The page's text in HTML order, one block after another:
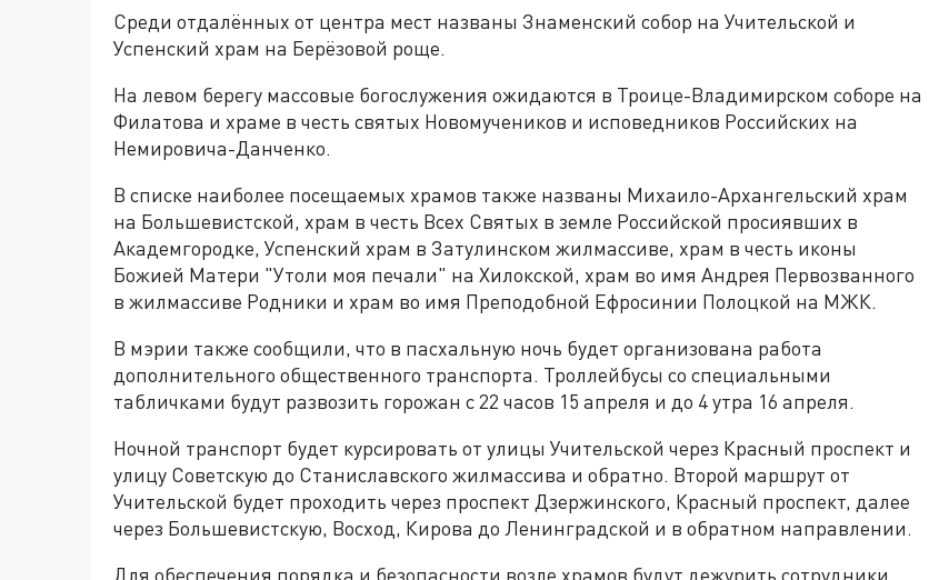
Среди отдалённых от центра мест названы Знаменский собор на Учительской и
Успенский храм на Берёзовой роще.
На левом берегу массовые богослужения ожидаются в Троице-Владимирском соборе на
Филатова и храме в честь святых Новомучеников и исповедников Российских на
Немировича-Данченко.
В списке наиболее посещаемых храмов также названы Михаило-Архангельский храм
на Большевистской, храм в честь Всех Святых в земле Российской просиявших в
Академгородке, Успенский храм в Затулинском жилмассиве, храм в честь иконы
Божией Матери "Утоли моя печали" на Хилокской, храм во имя Андрея Первозванного
в жилмассиве Родники и храм во имя Преподобной Ефросинии Полоцкой на МЖК.
В мэрии также сообщили, что в пасхальную ночь будет организована работа
дополнительного общественного транспорта. Троллейбусы со специальными
табличками будут развозить горожан с 22 часов 15 апреля и до 4 утра 16 апреля.
Ночной транспорт будет курсировать от улицы Учительской через Красный проспект и
улицу Советскую до Станиславского жилмассива и обратно. Второй маршрут от
Учительской будет проходить через проспект Дзержинского, Красный проспект, далее
через Большевистскую, Восход, Кирова до Ленинградской и в обратном направлении.
Для обеспечения порядка и безопасности возле храмов будут дежурить сотрудники